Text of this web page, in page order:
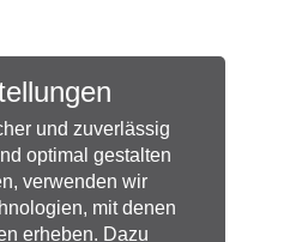
und zuverlässig
optimal gestalten
verwenden wir
mit denen
erheben. Dazu